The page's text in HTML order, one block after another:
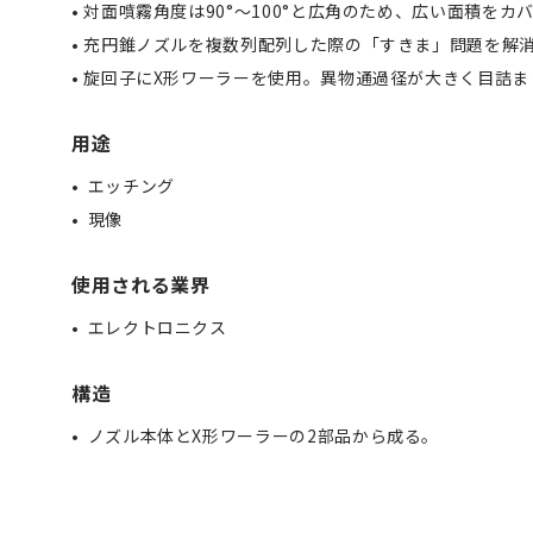
• 対面噴霧角度は90°～100°と広角のため、広い面積をカバ
• 充円錐ノズルを複数列配列した際の「すきま」問題を解消
• 旋回子にX形ワーラーを使用。異物通過径が大きく目詰ま
用途
エッチング
現像
使用される業界
エレクトロニクス
構造
ノズル本体とX形ワーラーの2部品から成る。